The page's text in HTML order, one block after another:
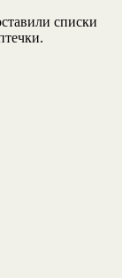
списки